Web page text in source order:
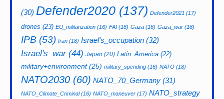
(30) Defender2020 (137) Defender2021 (17)
drones (23) EU_militarization (16) FAI (18) Gaza (16) Gaza_war (18)
IPB (53) Iran (18) Israel's_occupation (32)
Israel's_war(44) Japan (20) Latin_America (22)
military+environment(25) military_spending (16) NATO (18)
NATO2030 (60) NATO_70_Germany (31)
NATO_Climate_Criminal(16) NATO_maneuver (17) NATO_strategy